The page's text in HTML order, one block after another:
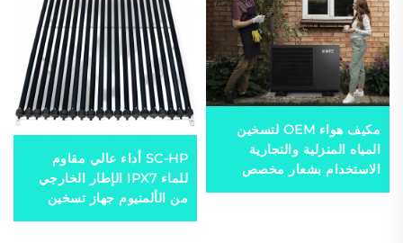
مكيف هواء OEM لتسخين
المياه المنزلية والتجارية
الاستخدام بشعار مخصص
هيكل لنظام تسخين حمام
SC-HP أداء عالي مقاوم
للماء IPX7 الإطار الخارجي
من الألمنيوم جهاز تسخين